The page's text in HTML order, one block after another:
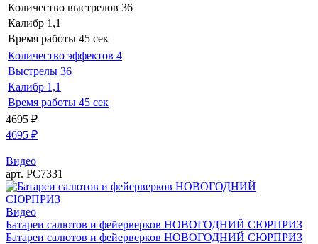
Количество выстрелов 36
Калибр 1,1
Время работы 45 сек
Количество эффектов 4
Выстрелы 36
Калибр 1,1
Время работы 45 сек
4695 ₽
4695 ₽
Видео
арт. РС7331
Видео
Батареи салютов и фейерверков НОВОГОДНИЙ СЮРПРИЗ
Батареи салютов и фейерверков НОВОГОДНИЙ СЮРПРИЗ